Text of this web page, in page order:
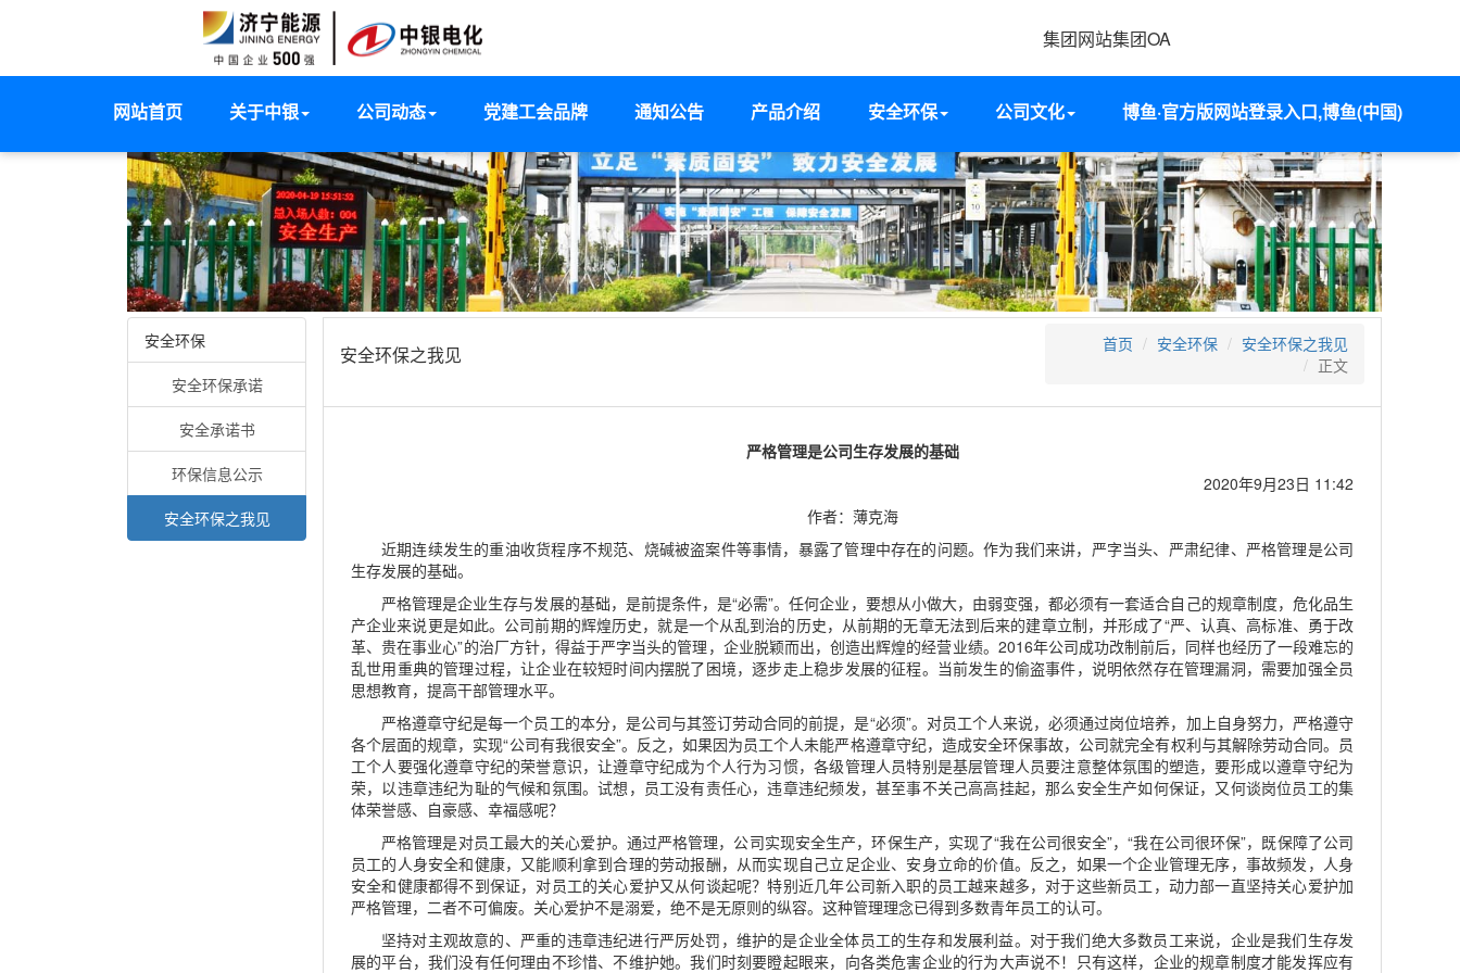
集团网站集团OA
网站首页 关于中银 公司动态 党建工会品牌 通知公告 产品介绍 安全环保 公司文化 博鱼·官方版网站登录入口,博鱼(中国)
安全环保
安全环保承诺
安全承诺书
环保信息公示
安全环保之我见
安全环保之我见 首页 安全环保
安全环保之我见
正文
严格管理是公司生存发展的基础
2020年9月23日 11:42
作者：薄克海
近期连续发生的重油收货程序不规范、烧碱被盗案件等事情，暴露了管理中存在的问题。作为我们来讲，严字当头、严肃纪律、严格管理是公司
生存发展的基础。
严格管理是企业生存与发展的基础，是前提条件，是“必需”。任何企业，要想从小做大，由弱变强，都必须有一套适合自己的规章制度，危化品生
产企业来说更是如此。公司前期的辉煌历史，就是一个从乱到治的历史，从前期的无章无法到后来的建章立制，并形成了“严、认真、高标准、勇于改
革、贵在事业心”的治厂方针，得益于严字当头的管理，企业脱颖而出，创造出辉煌的经营业绩。2016年公司成功改制前后，同样也经历了一段难忘的
乱世用重典的管理过程，让企业在较短时间内摆脱了困境，逐步走上稳步发展的征程。当前发生的偷盗事件，说明依然存在管理漏洞，需要加强全员
思想教育，提高干部管理水平。
严格遵章守纪是每一个员工的本分，是公司与其签订劳动合同的前提，是“必须”。对员工个人来说，必须通过岗位培养，加上自身努力，严格遵守
各个层面的规章，实现“公司有我很安全”。反之，如果因为员工个人未能严格遵章守纪，造成安全环保事故，公司就完全有权利与其解除劳动合同。员
工个人要强化遵章守纪的荣誉意识，让遵章守纪成为个人行为习惯，各级管理人员特别是基层管理人员要注意整体氛围的塑造，要形成以遵章守纪为
荣，以违章违纪为耻的气候和氛围。试想，员工没有责任心，违章违纪频发，甚至事不关己高高挂起，那么安全生产如何保证，又何谈岗位员工的集
体荣誉感、自豪感、幸福感呢？
严格管理是对员工最大的关心爱护。通过严格管理，公司实现安全生产，环保生产，实现了“我在公司很安全”，“我在公司很环保”，既保障了公司
员工的人身安全和健康，又能顺利拿到合理的劳动报酬，从而实现自己立足企业、安身立命的价值。反之，如果一个企业管理无序，事故频发，人身
安全和健康都得不到保证，对员工的关心爱护又从何谈起呢？特别近几年公司新入职的员工越来越多，对于这些新员工，动力部一直坚持关心爱护加
严格管理，二者不可偏废。关心爱护不是溺爱，绝不是无原则的纵容。这种管理理念已得到多数青年员工的认可。
坚持对主观故意的、严重的违章违纪进行严厉处罚，维护的是企业全体员工的生存和发展利益。对于我们绝大多数员工来说，企业是我们生存发
展的平台，我们没有任何理由不珍惜、不维护她。我们时刻要瞪起眼来，向各类危害企业的行为大声说不！只有这样，企业的规章制度才能发挥应有